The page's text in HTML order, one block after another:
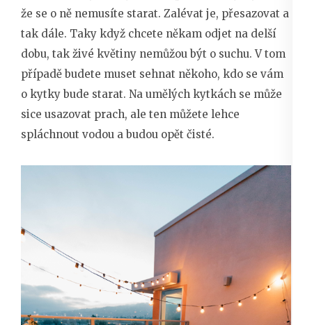
že se o ně nemusíte starat. Zalévat je, přesazovat a
tak dále. Taky když chcete někam odjet na delší
dobu, tak živé květiny nemůžou být o suchu. V tom
případě budete muset sehnat někoho, kdo se vám
o kytky bude starat. Na umělých kytkách se může
sice usazovat prach, ale ten můžete lehce
spláchnout vodou a budou opět čisté.